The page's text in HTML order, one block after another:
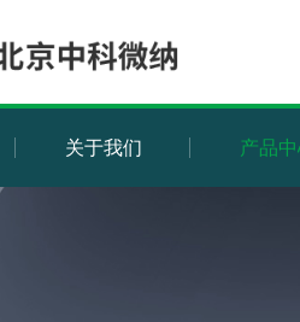
关于我们 产品